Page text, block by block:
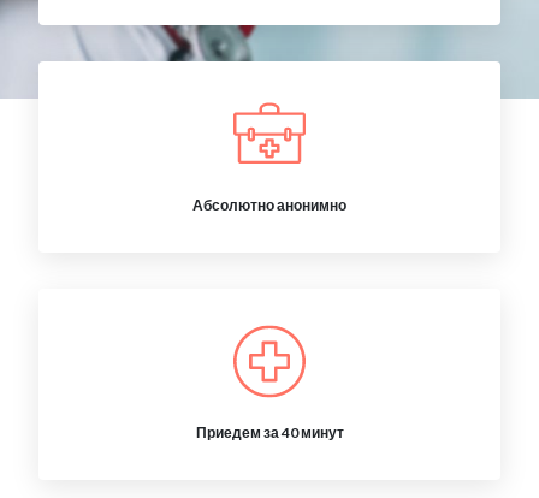
Абсолютно анонимно
Приедем за 40 минут